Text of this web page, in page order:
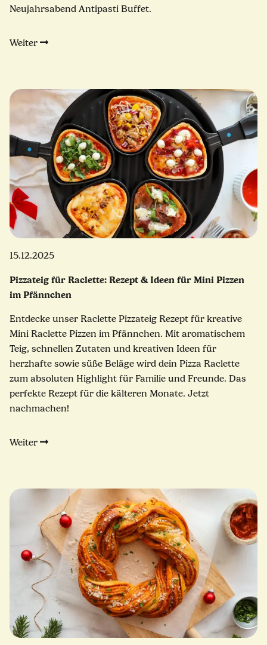
Neujahrsabend Antipasti Buffet.
Weiter
15.12.2025
Pizzateig für Raclette: Rezept & Ideen für Mini Pizzen
im Pfännchen
Entdecke unser Raclette Pizzateig Rezept für kreative
Mini Raclette Pizzen im Pfännchen. Mit aromatischem
Teig, schnellen Zutaten und kreativen Ideen für
herzhafte sowie süße Beläge wird dein Pizza Raclette
zum absoluten Highlight für Familie und Freunde. Das
perfekte Rezept für die kälteren Monate. Jetzt
nachmachen!
Weiter